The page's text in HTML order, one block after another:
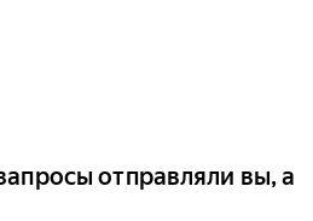
отправляли вы, а